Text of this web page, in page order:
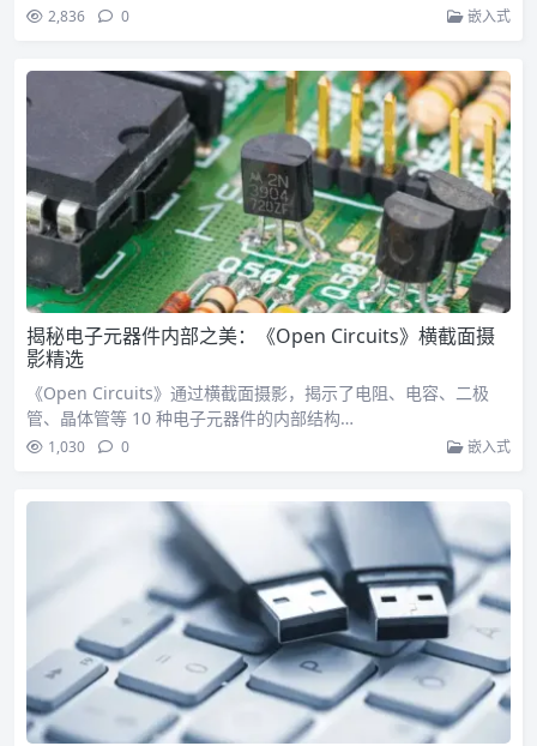
2,836 0 嵌入式
揭秘电子元器件内部之美：《Open Circuits》横截面摄
影精选
《Open Circuits》通过横截面摄影，揭示了电阻、电容、二极
管、晶体管等 10 种电子元器件的内部结构…
1,030 0 嵌入式